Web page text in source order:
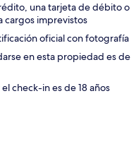
una tarjeta de débito o
cargos imprevistos
oficial con fotografía
en esta propiedad es de
check-in es de 18 años